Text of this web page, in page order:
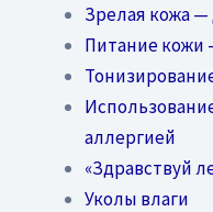
Зрелая кожа
Питание кожи
аллергией
«Здравствуй
Уколы влаги